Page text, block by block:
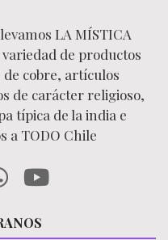
LA MÍSTICA
de productos
cobre, artículos
de carácter religioso,
típica de la india e
a TODO Chile